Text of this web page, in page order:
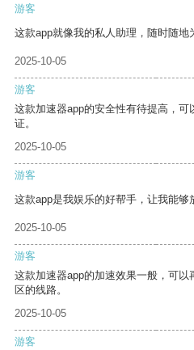
游客
这款app就像我的私人助理，随时随地
2025-10-05
游客
这款加速器app的安全性有待提高，
证。
2025-10-05
游客
这款app是我娱乐的好帮手，让我能够
2025-10-05
游客
这款加速器app的加速效果一般，可
区的线路。
2025-10-05
游客